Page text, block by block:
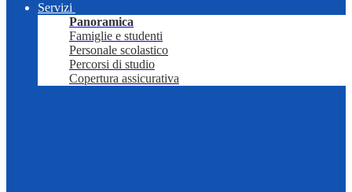
Servizi
Panoramica
Famiglie e studenti
Personale scolastico
Percorsi di studio
Copertura assicurativa